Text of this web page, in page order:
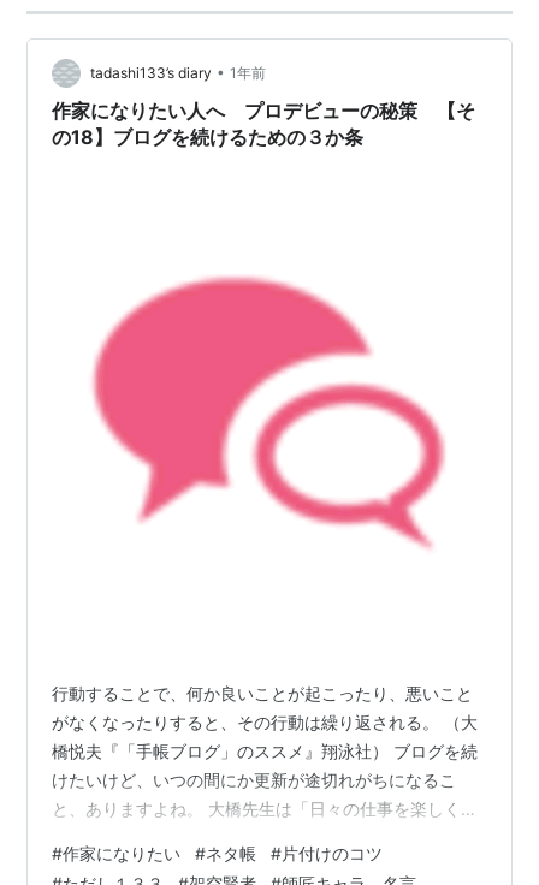
tadashi133’s diary • 1年前
作家になりたい人へ プロデビューの秘策 【そ
の18】ブログを続けるための３か条
行動することで、何か良いことが起こったり、悪いこと
がなくなったりすると、その行動は繰り返される。 （大
橋悦夫『「手帳ブログ」のススメ』翔泳社） ブログを続
けたいけど、いつの間にか更新が途切れがちになるこ
と、ありますよね。 大橋先生は「日々の仕事を楽しくす
がきっかけで本を出版できたそうです。 ブログを続ける
#作家になりたい #ネタ帳 #片付けのコツ